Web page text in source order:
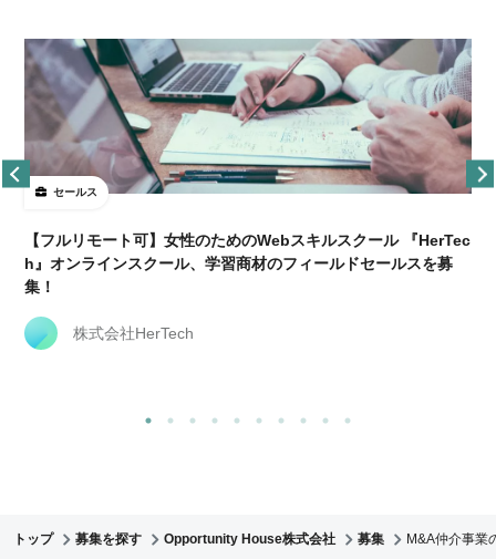
セールス
【フルリモート可】女性のためのWebスキルスクール 『HerTec
h』オンラインスクール、学習商材のフィールドセールスを募
集！
株式会社HerTech
トップ 募集を探す Opportunity House株式会社 募集 M&A仲介事業